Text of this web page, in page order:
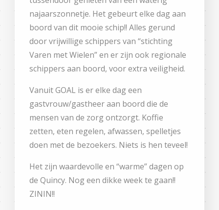
najaarszonnetje. Het gebeurt elke dag aan
boord van dit mooie schip!! Alles gerund
door vrijwillige schippers van “stichting
Varen met Wielen” en er zijn ook regionale
schippers aan boord, voor extra veiligheid.
Vanuit GOAL is er elke dag een
gastvrouw/gastheer aan boord die de
mensen van de zorg ontzorgt. Koffie
zetten, eten regelen, afwassen, spelletjes
doen met de bezoekers. Niets is hen teveel!
Het zijn waardevolle en “warme” dagen op
de Quincy. Nog een dikke week te gaan!!
ZININ!!